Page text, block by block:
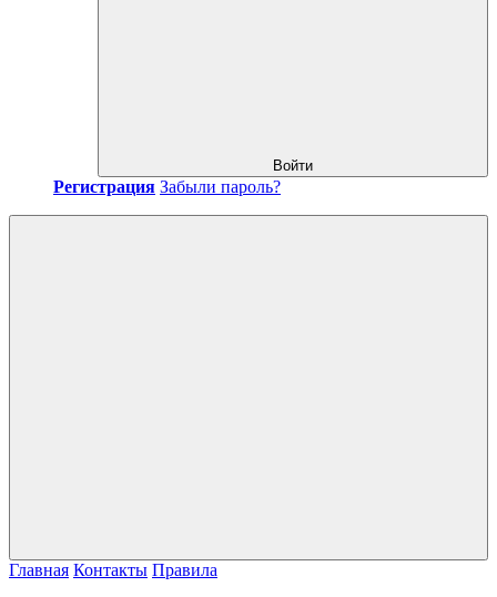
Войти
Регистрация Забыли пароль?
Главная Контакты Правила